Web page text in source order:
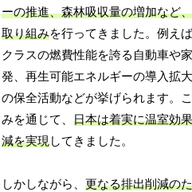
ーの推進、森林吸収量の増加など
取り組みを行ってきました。例え
クラスの燃費性能を誇る自動車や
発、再生可能エネルギーの導入拡
の保全活動などが挙げられます。
みを通じて、日本は着実に温室効
減を実現してきました。
しかしながら、更なる排出削減の